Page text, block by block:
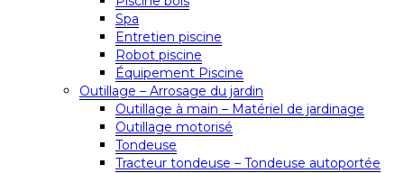
Spa
Entretien piscine
Robot piscine
Équipement Piscine
Outillage – Arrosage du jardin
Outillage à main – Matériel de jardinage
Outillage motorisé
Tondeuse
Tracteur tondeuse – Tondeuse autoportée